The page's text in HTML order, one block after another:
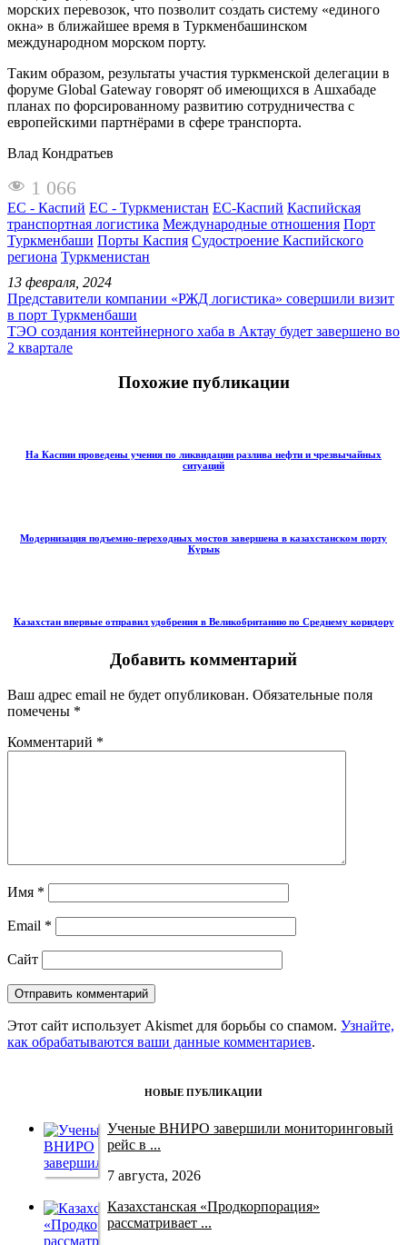
морских перевозок, что позволит создать систему «единого
окна» в ближайшее время в Туркменбашинском
международном морском порту.
Таким образом, результаты участия туркменской делегации в
форуме Global Gateway говорят об имеющихся в Ашхабаде
планах по форсированному развитию сотрудничества с
европейскими партнёрами в сфере транспорта.
Влад Кондратьев
1 066
ЕС - Каспий ЕС - Туркменистан ЕС-Каспий Каспийская
транспортная логистика Международные отношения Порт
Туркменбаши Порты Каспия Судостроение Каспийского
региона Туркменистан
13 февраля, 2024
Представители компании «РЖД логистика» совершили визит
в порт Туркменбаши
ТЭО создания контейнерного хаба в Актау будет завершено во
2 квартале
Похожие публикации
На Каспии проведены учения по ликвидации разлива нефти и чрезвычайных
ситуаций
Модернизация подъемно-переходных мостов завершена в казахстанском порту
Курык
Казахстан впервые отправил удобрения в Великобританию по Среднему коридору
Добавить комментарий
Ваш адрес email не будет опубликован. Обязательные поля
помечены *
Комментарий *
Имя *
Email *
Сайт
Этот сайт использует Akismet для борьбы со спамом. Узнайте,
как обрабатываются ваши данные комментариев.
НОВЫЕ ПУБЛИКАЦИИ
Ученые ВНИРО завершили мониторинговый
рейс в ...
7 августа, 2026
Казахстанская «Продкорпорация»
рассматривает ...